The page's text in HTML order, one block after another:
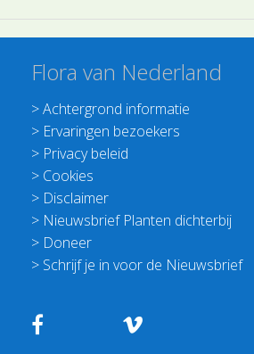
Flora van Nederland
>Achtergrond informatie
> Ervaringen bezoekers
> Privacy beleid
> Cookies
> Disclaimer
> Nieuwsbrief Planten dichterbij
> Doneer
> Schrijf je in voor de Nieuwsbrief